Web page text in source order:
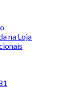
na Loja